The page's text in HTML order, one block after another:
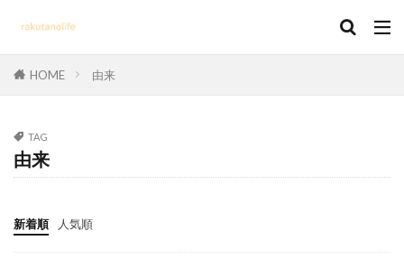
HOME 由来
TAG
由来
新着順 人気順